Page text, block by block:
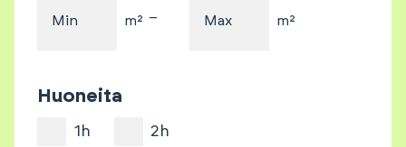
Min m² – Max m²
Huoneita
1h 2h